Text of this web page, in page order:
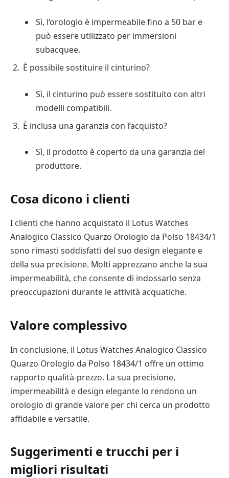
Sì, l’orologio è impermeabile fino a 50 bar e
può essere utilizzato per immersioni
subacquee.
È possibile sostituire il cinturino?
Sì, il cinturino può essere sostituito con altri
modelli compatibili.
È inclusa una garanzia con l’acquisto?
Sì, il prodotto è coperto da una garanzia del
produttore.
Cosa dicono i clienti
I clienti che hanno acquistato il Lotus Watches
Analogico Classico Quarzo Orologio da Polso 18434/1
sono rimasti soddisfatti del suo design elegante e
della sua precisione. Molti apprezzano anche la sua
impermeabilità, che consente di indossarlo senza
preoccupazioni durante le attività acquatiche.
Valore complessivo
In conclusione, il Lotus Watches Analogico Classico
Quarzo Orologio da Polso 18434/1 offre un ottimo
rapporto qualità-prezzo. La sua precisione,
impermeabilità e design elegante lo rendono un
orologio di grande valore per chi cerca un prodotto
affidabile e versatile.
Suggerimenti e trucchi per i
migliori risultati